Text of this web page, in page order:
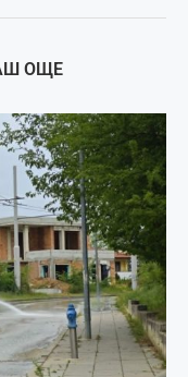
ОЩЕ